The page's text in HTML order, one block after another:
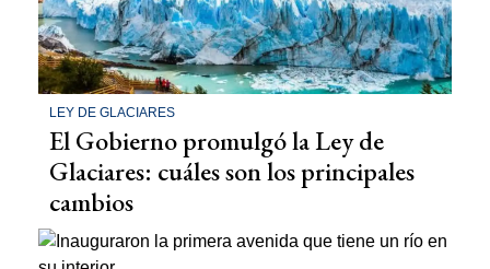
LEY DE GLACIARES
El Gobierno promulgó la Ley de
Glaciares: cuáles son los principales
cambios